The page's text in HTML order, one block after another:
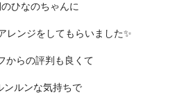
のひなのちゃんに
レンジをしてもらいました✨
からの評判も良くて
ンルンな気持ちで